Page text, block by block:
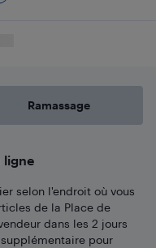
Ramassage
ligne
selon l'endroit où vous
de la Place de
dans les 2 jours
pour